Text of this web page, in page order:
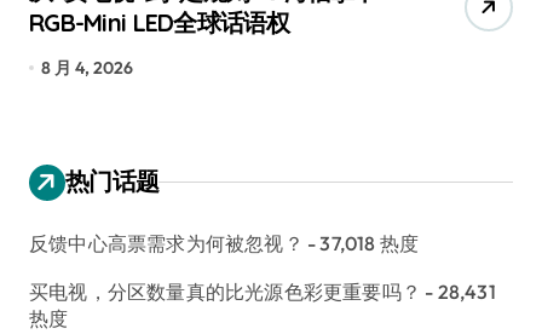
RGB-Mini LED全球话语权
8 月 4, 2026
热门话题
反馈中心高票需求为何被忽视？ - 37,018 热度
买电视，分区数量真的比光源色彩更重要吗？ - 28,431
热度